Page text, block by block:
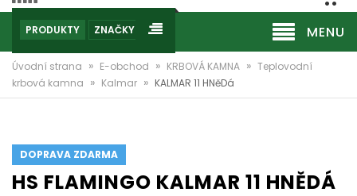
MENU
PRODUKTY ZNAČKY
Úvodní strana » E-obchod » KRBOVÁ KAMNA » Teplovodní
krbová kamna » Kalmar » KALMAR 11 HNěDá
DOPRAVA ZDARMA
HS FLAMINGO KALMAR 11 HNĚDÁ